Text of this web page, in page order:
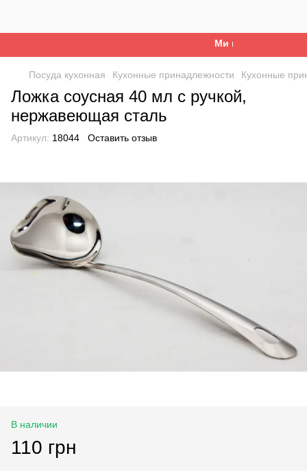
Ми працюємо. Все
Посуда кухонная Кухонные принадлежности Кухонные
Ложка соусная 40 мл с ручкой,
нержавеющая сталь
Артикул: 18044 Оставить отзыв
В наличии
110 грн